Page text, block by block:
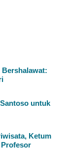
Bershalawat:
untuk
Ketum